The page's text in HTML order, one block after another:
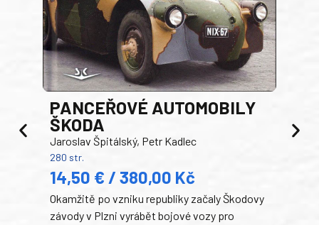
PANCEŘOVÉ AUTOMOBILY
ŠKODA
Jaroslav Špitálský, Petr Kadlec
280 str.
14,50 € / 380,00 Kč
Okamžitě po vzniku republiky začaly Škodovy
závody v Plzni vyrábět bojové vozy pro